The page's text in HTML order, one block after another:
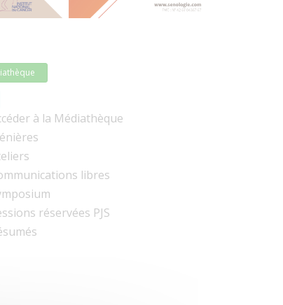
à la Médiathèque
libres
réservées PJS